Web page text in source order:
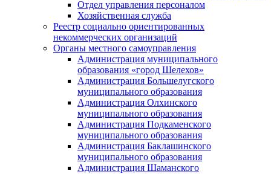
Отдел управления персоналом
Хозяйственная служба
Реестр социально ориентированных
некоммерческих организаций
Органы местного самоуправления
Администрация муниципального
образования «город Шелехов»
Администрация Большелугского
муниципального образования
Администрация Олхинского
муниципального образования
Администрация Подкаменского
муниципального образования
Администрация Баклашинского
муниципального образования
Администрация Шаманского